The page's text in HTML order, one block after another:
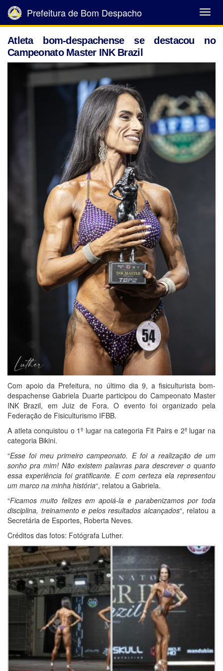
Abrir
Menu
Prefeitura de Bom Despacho
Atleta bom-despachense se destacou no
Campeonato Master INK Brazil
Com apoio da Prefeitura, no último dia 9, a fisiculturista bom-
despachense Gabriela Duarte participou do Campeonato Master
INK Brazil, em Juiz de Fora. O evento foi organizado pela
Federação de Fisiculturismo IFBB.
A atleta conquistou o 1º lugar na categoria Fit Pairs e 2º lugar na
categoria Bikini.
“Esse foi meu primeiro campeonato. E foi a realização de um
sonho pra mim! Não existem palavras para descrever o quanto
essa experiência foi gratificante. E com certeza ela representou
um marco na minha história“, relatou a Gabriela.
“Ficamos muito felizes em apoiá-la e parabenizamos por toda
disciplina, treinamento e pelos resultados alcançados“, relatou a
Secretária de Esportes, Roberta Neves.
Créditos das fotos: Fotógrafa Luther.